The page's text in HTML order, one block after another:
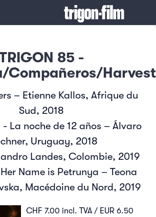
85 -
Compañeros/
– Etienne Kallos, Afrique du
Sud, 2018
La noche de 12 años – Álvaro
Uruguay, 2018
Landes, Colombie, 2019
Name is Petrunya – Teona
Macédoine du Nord, 2019
CHF 7.00 incl. TVA / EUR 6.50